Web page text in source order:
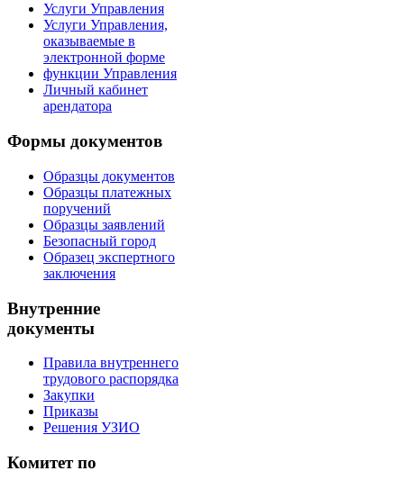
Услуги Управления
Услуги Управления,
оказываемые в
электронной форме
функции Управления
Личный кабинет
арендатора
Формы документов
Образцы документов
Образцы платежных
поручений
Образцы заявлений
Безопасный город
Образец экспертного
заключения
Внутренние
документы
Правила внутреннего
трудового распорядка
Закупки
Приказы
Решения УЗИО
Комитет по